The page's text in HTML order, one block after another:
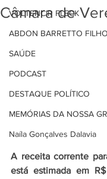
VOLTENCIR FLECK
ABDON BARRETTO FILHO
SAÚDE
PODCAST
DESTAQUE POLÍTICO
MEMÓRIAS DA NOSSA
Naíla Gonçalves Dalavia
Câmara de
A receita corrente
está estimada em